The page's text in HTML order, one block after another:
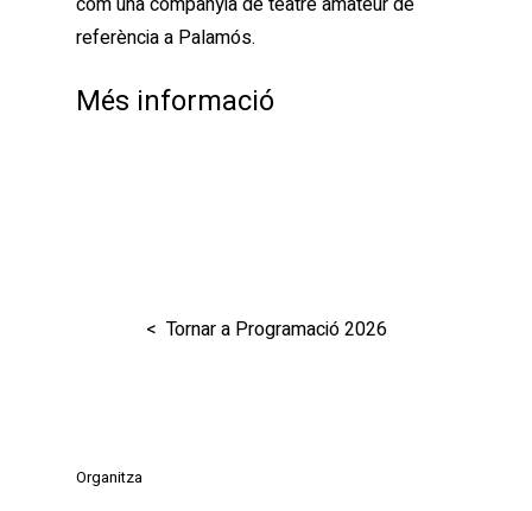
referència a Palamós.
Més informació
< Tornar a Programació 2026
Organitza